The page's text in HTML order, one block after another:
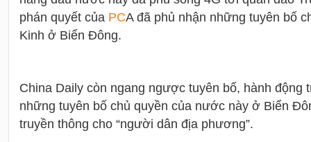
phán quyết của PCA đã phủ nhận những tuyên bố
Kinh ở Biển Đông.
China Daily còn ngang ngược tuyên bố, hành động
những tuyên bố chủ quyền của nước này ở Biển
truyền thông cho “người dân địa phương”.